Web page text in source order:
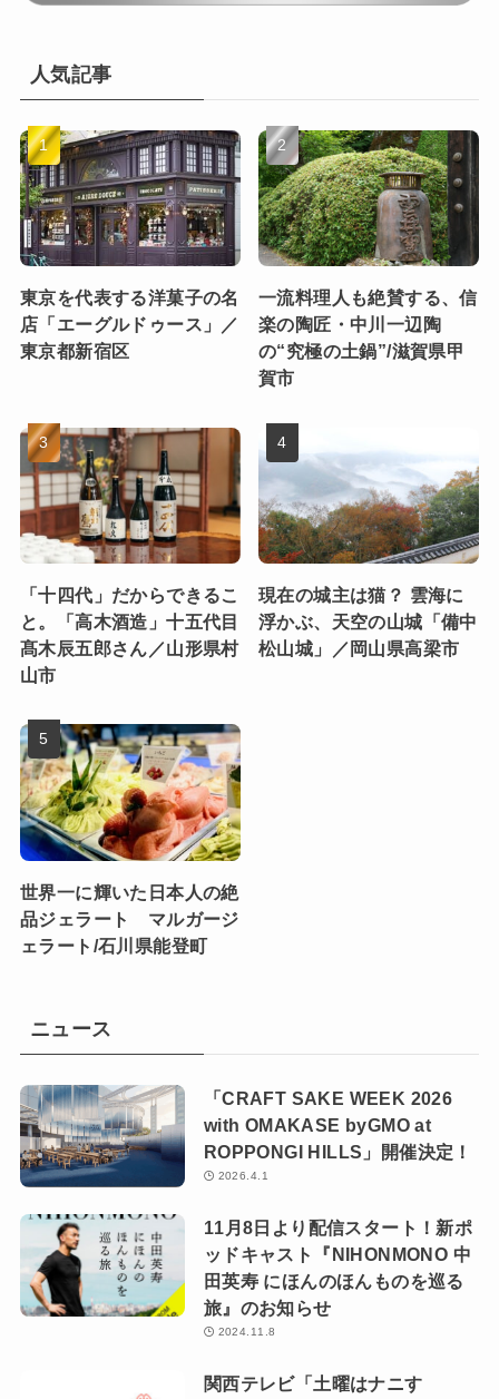
人気記事
東京を代表する洋菓子の名
店「エーグルドゥース」／
東京都新宿区
一流料理人も絶賛する、信
楽の陶匠・中川一辺陶
の“究極の土鍋”/滋賀県甲
賀市
「十四代」だからできるこ
と。「高木酒造」十五代目
髙木辰五郎さん／山形県村
山市
現在の城主は猫？ 雲海に
浮かぶ、天空の山城「備中
松山城」／岡山県高梁市
世界一に輝いた日本人の絶
品ジェラート マルガージ
ェラート/石川県能登町
ニュース
「CRAFT SAKE WEEK 2026
with OMAKASE byGMO at
ROPPONGI HILLS」開催決定！
2026.4.1
11月8日より配信スタート！新ポ
ッドキャスト『NIHONMONO 中
田英寿 にほんのほんものを巡る
旅』のお知らせ
2024.11.8
関西テレビ「土曜はナニす